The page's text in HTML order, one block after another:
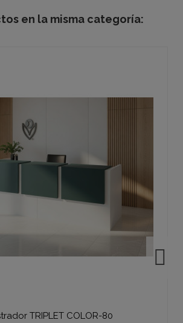
en la misma categoría:
TRIPLET COLOR-80